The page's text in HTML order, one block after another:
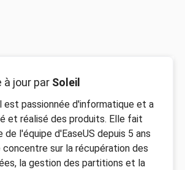
à jour par Soleil
est passionnée d'informatique et a
et réalisé des produits. Elle fait
de l'équipe d'EaseUS depuis 5 ans
sur la récupération des
la gestion des partitions et la